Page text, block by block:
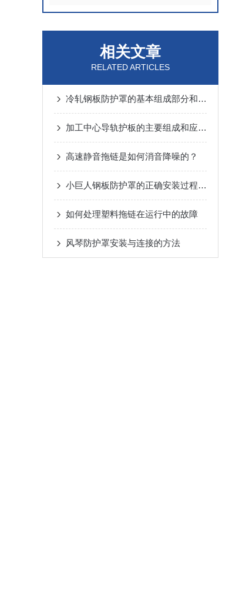
相关文章
RELATED ARTICLES
冷轧钢板防护罩的基本组成部分和它的用处是什么
加工中心导轨护板的主要组成和应用领域说明
高速静音拖链是如何消音降噪的？
小巨人钢板防护罩的正确安装过程不学习一下吗？
如何处理塑料拖链在运行中的故障
风琴防护罩安装与连接的方法